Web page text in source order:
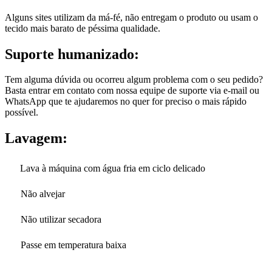
Alguns sites utilizam da má-fé, não entregam o produto ou usam o
tecido mais barato de péssima qualidade.
Suporte humanizado:
Tem alguma dúvida ou ocorreu algum problema com o seu pedido?
Basta entrar em contato com nossa equipe de suporte via e-mail ou
WhatsApp que te ajudaremos no quer for preciso o mais rápido
possível.
Lavagem:
Lava à máquina com água fria em ciclo delicado
Não alvejar
Não utilizar secadora
Passe em temperatura baixa